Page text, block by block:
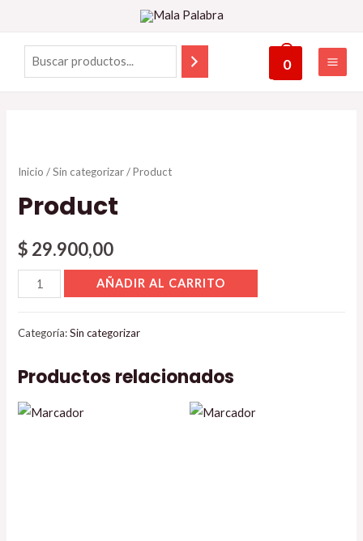
0
Inicio /Sin categorizar/ Product
Product
$ 29.900,00
AÑADIR AL CARRITO
Categoría:Sin categorizar
Productos relacionados